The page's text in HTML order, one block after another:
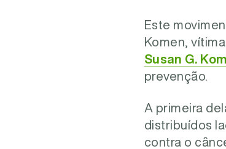
Este
Komen,
Susan G.
prevenção.
A primeira
distribuídos
contra o